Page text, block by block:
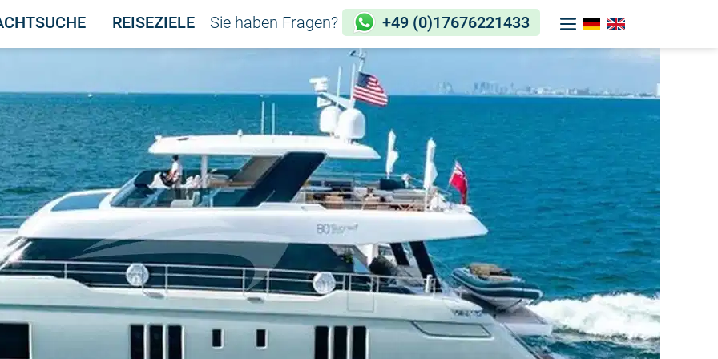
REISEZIELE Sie haben Fragen? +49 (0)17676221433